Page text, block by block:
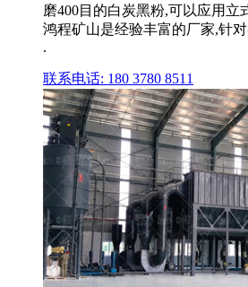
磨400目的白炭黑粉,可以应用立
鸿程矿山是经验丰富的厂家,针
.
联系电话: 180 3780 8511